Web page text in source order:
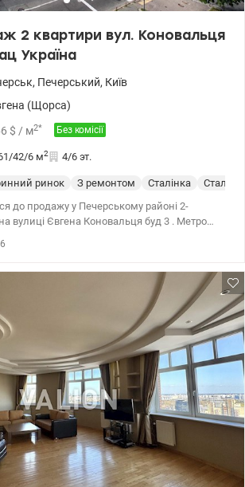
2 квартири вул. Коновальця
Україна
, Печерський, Київ
(Щорса)
$ / м2* Без комісії
42/6 м2 4/6 эт.
ринок З ремонтом Сталінка
до продажу у Печерському районі 2-
вулиці Євгена Коновальця буд 3 . Метро
середній поверх. Квартира світла,
гарний стан, газова колонка у будь
Дві окремі кімнати, два балкони . Кухня 7
. Вікна виходять у зелене подвір'я,
дитячий та
супермаркети , Володимирський
розв'язка у всі райони міста. Також
програми . Торг . Телефонуйте! Відмінний
здачі в оренду. Ціна 126000 уо 0963198153
1154810